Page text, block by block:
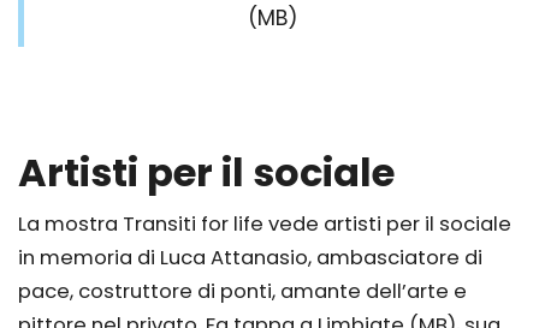
(MB)
Artisti per il sociale
La mostra Transiti for life vede artisti per il sociale
in memoria di Luca Attanasio, ambasciatore di
pace, costruttore di ponti, amante dell’arte e